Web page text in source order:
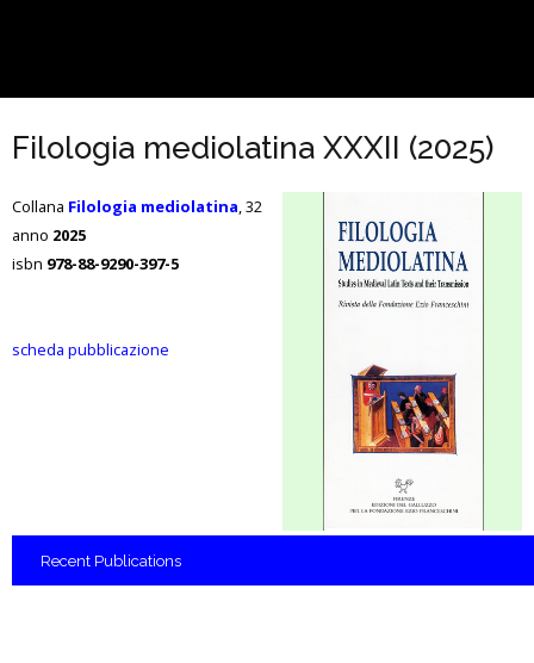
Filologia mediolatina XXXII (2025)
Collana Filologia mediolatina, 32
anno 2025
isbn 978-88-9290-397-5
scheda pubblicazione
Recent Publications